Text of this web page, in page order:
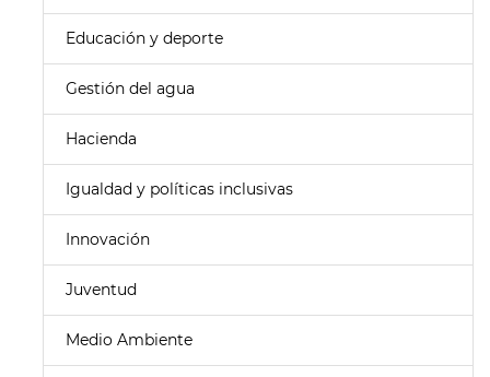
Educación y deporte
Gestión del agua
Hacienda
Igualdad y políticas inclusivas
Innovación
Juventud
Medio Ambiente